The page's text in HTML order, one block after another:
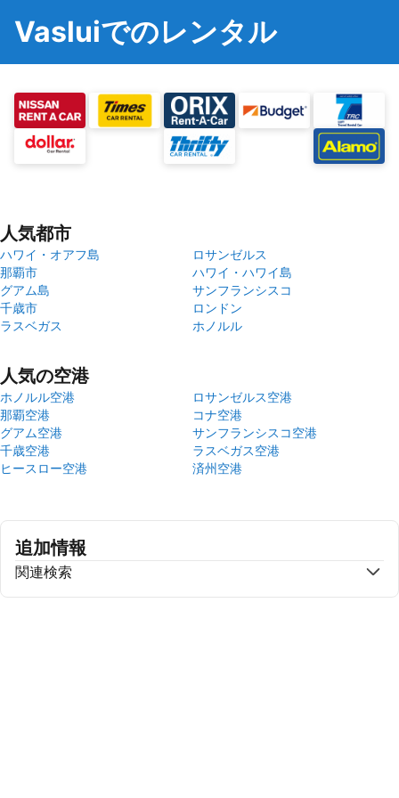
Vasluiでのレンタル
人気都市
ハワイ・オアフ島
ロサンゼルス
那覇市
ハワイ・ハワイ島
グアム島
サンフランシスコ
千歳市
ロンドン
ラスベガス
ホノルル
人気の空港
ホノルル空港
ロサンゼルス空港
那覇空港
コナ空港
グアム空港
サンフランシスコ空港
千歳空港
ラスベガス空港
ヒースロー空港
済州空港
追加情報
関連検索